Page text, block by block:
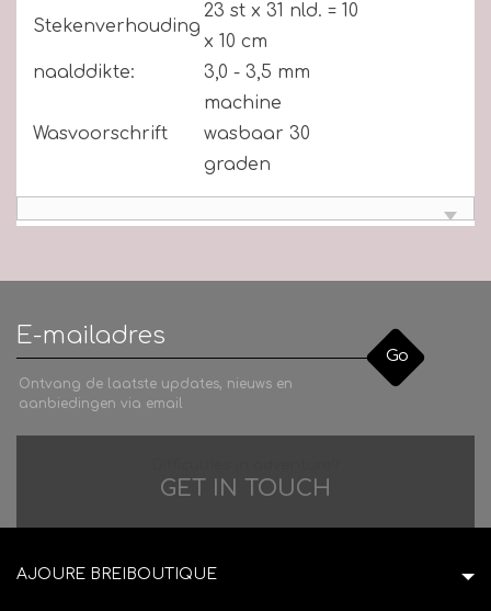
Stekenverhouding
23 st x 31 nld. = 10
x 10 cm
naalddikte:
3,0 - 3,5 mm
Wasvoorschrift
machine
wasbaar 30
graden
Go
Ontvang de laatste updates, nieuws en
aanbiedingen via email
GET IN TOUCH
AJOURE BREIBOUTIQUE